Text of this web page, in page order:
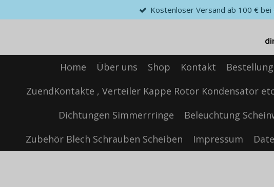
Hauptinhalt
Kostenloser Versand ab 100 € bei
Home Über uns Shop Kontakt
ZuendKontakte , Verteiler Kappe Rotor Kondensator etc
Dichtungen Simmerrringe
Beleuchtung
Zubehör Blech Schrauben Scheiben
Impressum